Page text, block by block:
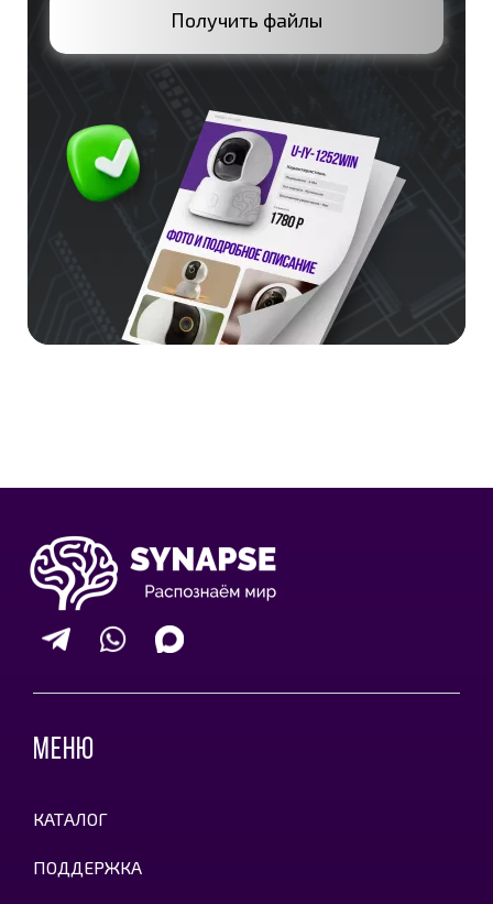
Получить файлы
МЕНЮ
КАТАЛОГ
ПОДДЕРЖКА